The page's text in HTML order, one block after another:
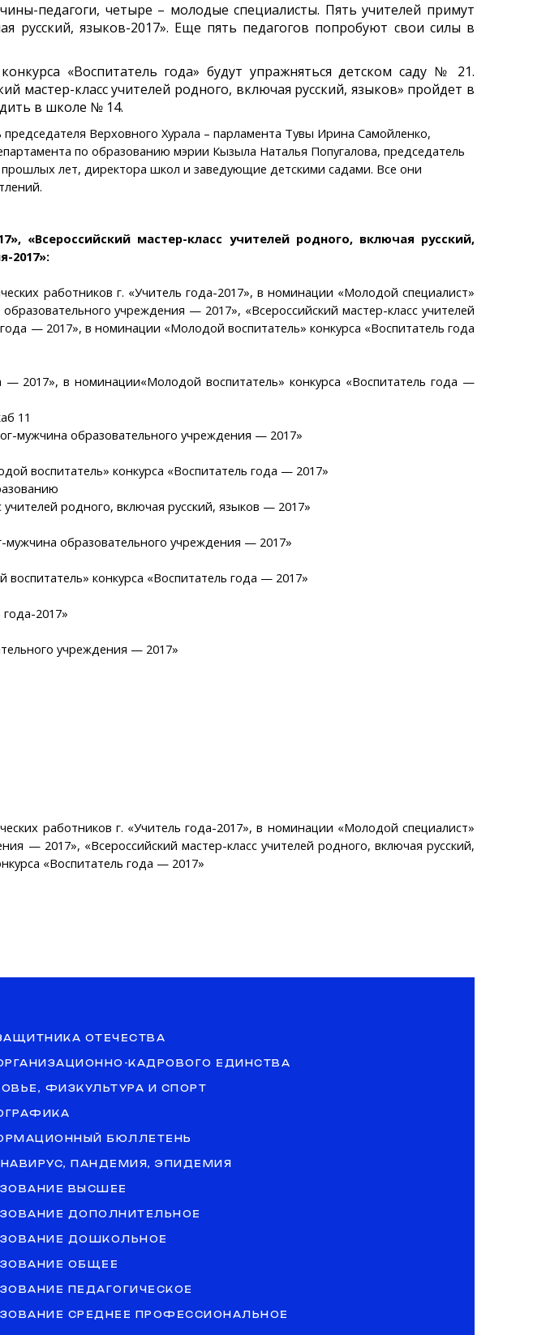
педагоги, четыре – молодые специалисты. Пять учителей примут
русский, языков-2017». Еще пять педагогов попробуют свои силы в
«Воспитатель года» будут упражняться детском саду № 21.
мастер-класс учителей родного, включая русский, языков» пройдет в
в школе № 14.
Верховного Хурала – парламента Тувы Ирина Самойленко,
по образованию мэрии Кызыла Наталья Попугалова, председатель
лет, директора школ и заведующие детскими садами. Все они
«Всероссийский мастер-класс учителей родного, включая русский,
2017»:
работников г. «Учитель года-2017», в номинации «Молодой специалист»
образовательного учреждения — 2017», «Всероссийский мастер-класс учителей
— 2017», в номинации «Молодой воспитатель» конкурса «Воспитатель года
— 2017», в номинации«Молодой воспитатель» конкурса «Воспитатель года —
11
мужчина образовательного учреждения — 2017»
воспитатель» конкурса «Воспитатель года — 2017»
учителей родного, включая русский, языков — 2017»
мужчина образовательного учреждения — 2017»
конкурса «Воспитатель года — 2017»
2017»
учреждения — 2017»
работников г. «Учитель года-2017», в номинации «Молодой специалист»
— 2017», «Всероссийский мастер-класс учителей родного, включая русский,
«Воспитатель года — 2017»
ОТЕЧЕСТВА
КАДРОВОГО ЕДИНСТВА
ФИЗКУЛЬТУРА И СПОРТ
БЮЛЛЕТЕНЬ
ПАНДЕМИЯ, ЭПИДЕМИЯ
ВЫСШЕЕ
ДОПОЛНИТЕЛЬНОЕ
ДОШКОЛЬНОЕ
ОБЩЕЕ
ПЕДАГОГИЧЕСКОЕ
СРЕДНЕЕ ПРОФЕССИОНАЛЬНОЕ